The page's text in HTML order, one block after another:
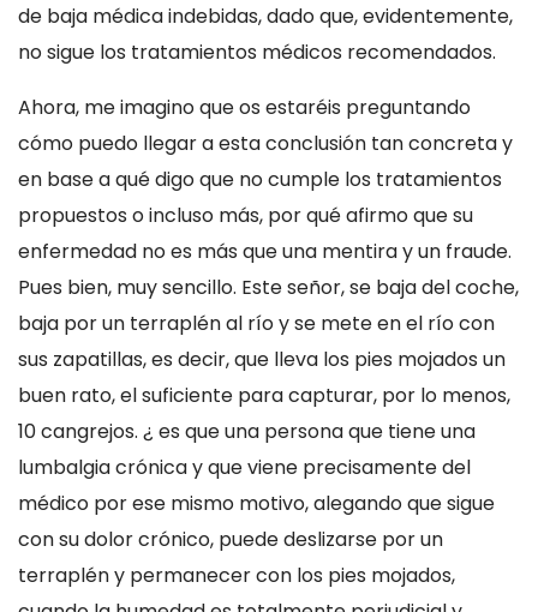
de baja médica indebidas, dado que, evidentemente,
no sigue los tratamientos médicos recomendados.
Ahora, me imagino que os estaréis preguntando
cómo puedo llegar a esta conclusión tan concreta y
en base a qué digo que no cumple los tratamientos
propuestos o incluso más, por qué afirmo que su
enfermedad no es más que una mentira y un fraude.
Pues bien, muy sencillo. Este señor, se baja del coche,
baja por un terraplén al río y se mete en el río con
sus zapatillas, es decir, que lleva los pies mojados un
buen rato, el suficiente para capturar, por lo menos,
10 cangrejos. ¿ es que una persona que tiene una
lumbalgia crónica y que viene precisamente del
médico por ese mismo motivo, alegando que sigue
con su dolor crónico, puede deslizarse por un
terraplén y permanecer con los pies mojados,